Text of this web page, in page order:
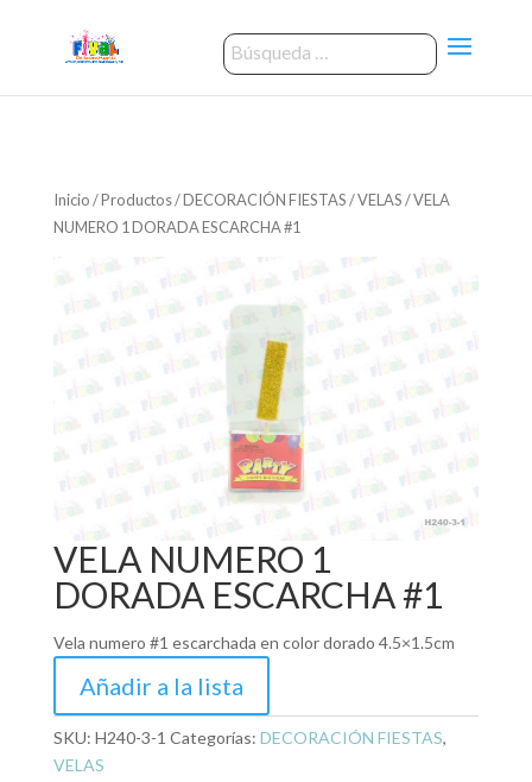
Inicio/Productos/DECORACIÓN FIESTAS/VELAS/ VELA
NUMERO 1 DORADA ESCARCHA #1
VELA NUMERO 1
DORADA ESCARCHA #1
Vela numero #1 escarchada en color dorado 4.5×1.5cm
Añadir a la lista
SKU: H240-3-1 Categorías: DECORACIÓN FIESTAS,
VELAS